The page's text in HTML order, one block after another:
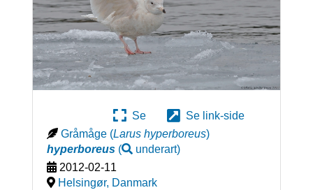
Se
Se link-side
Gråmåge (Larus hyperboreus)
hyperboreus( underart)
2012-02-11
Helsingør, Danmark